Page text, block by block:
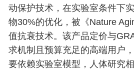
动保护技术，在实验室条件下
物30%的优化，被《Nature
值抗衰技术。该产品定价与
求机制且预算充足的高端用户
要依赖实验室模型，人体研究相